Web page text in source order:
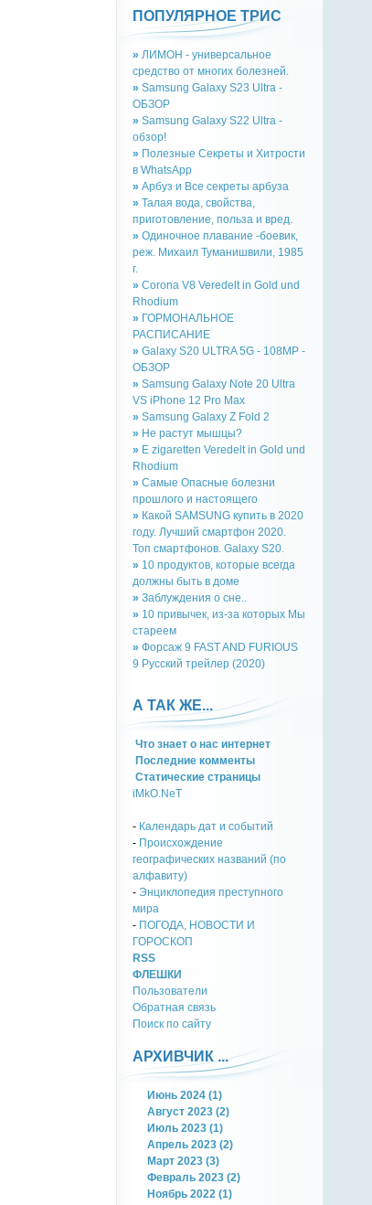
ПОПУЛЯРНОЕ ТРИС
» ЛИМОН - универсальное
средство от многих болезней.
» Samsung Galaxy S23 Ultra -
ОБЗОР
» Samsung Galaxy S22 Ultra -
обзор!
» Полезные Секреты и Хитрости
в WhatsApp
» Арбуз и Все секреты арбуза
» Талая вода, свойства,
приготовление, польза и вред.
» Одиночное плавание -боевик,
реж. Михаил Туманишвили, 1985
г.
» Corona V8 Veredelt in Gold und
Rhodium
» ГОРМОНАЛЬНОЕ
РАСПИСАНИЕ
» Galaxy S20 ULTRA 5G - 108MP -
ОБЗОР
» Samsung Galaxy Note 20 Ultra
VS iPhone 12 Pro Max
» Samsung Galaxy Z Fold 2
» Не растут мышцы?
» E zigaretten Veredelt in Gold und
Rhodium
» Самые Опасные болезни
прошлого и настоящего
» Какой SAMSUNG купить в 2020
году. Лучший смартфон 2020.
Топ смартфонов. Galaxy S20.
» 10 продуктов, которые всегда
должны быть в доме
» Заблуждения о сне..
» 10 привычек, из-за которых Мы
стареем
» Форсаж 9 FAST AND FURIOUS
9 Русский трейлер (2020)
А ТАК ЖЕ...
Что знает о нас интернет
Последние комменты
Cтатическиe страницы
iMkO.NeT
- Календарь дат и событий
- Происхождение
географических названий (по
алфавиту)
- Энциклопедия преступного
мира
- ПОГОДА, НОВОСТИ И
ГОРОСКОП
RSS
ФЛЕШКИ
Пользователи
Обратная связь
Поиск по сайту
АРХИВЧИК ...
Июнь 2024 (1)
Август 2023 (2)
Июль 2023 (1)
Апрель 2023 (2)
Март 2023 (3)
Февраль 2023 (2)
Ноябрь 2022 (1)